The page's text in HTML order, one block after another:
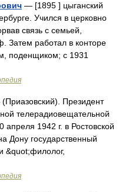
— [1895 ] цыганский
Учился в церковно
связь с семьей,
Затем работал в конторе
поденщиком; с 1931
Президент
телерадиовещательной
апреля 1942 г. в Ростовской
Дону государственный
&quot;филолог,